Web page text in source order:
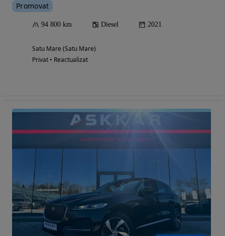
Promovat
94 800 km Diesel 2021
Satu Mare (Satu Mare)
Privat • Reactualizat